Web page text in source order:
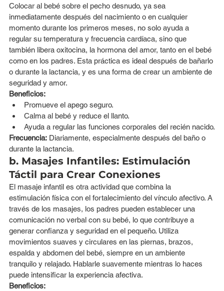
Colocar al bebé sobre el pecho desnudo, ya sea
inmediatamente después del nacimiento o en cualquier
momento durante los primeros meses, no solo ayuda a
regular su temperatura y frecuencia cardíaca, sino que
también libera oxitocina, la hormona del amor, tanto en el bebé
como en los padres. Esta práctica es ideal después de bañarlo
o durante la lactancia, y es una forma de crear un ambiente de
seguridad y amor.
Beneficios:
Promueve el apego seguro.
Calma al bebé y reduce el llanto.
Ayuda a regular las funciones corporales del recién nacido.
Frecuencia: Diariamente, especialmente después del baño o
durante la lactancia.
b. Masajes Infantiles: Estimulación
Táctil para Crear Conexiones
El masaje infantil es otra actividad que combina la
estimulación física con el fortalecimiento del vínculo afectivo. A
través de los masajes, los padres pueden establecer una
comunicación no verbal con su bebé, lo que contribuye a
generar confianza y seguridad en el pequeño. Utiliza
movimientos suaves y circulares en las piernas, brazos,
espalda y abdomen del bebé, siempre en un ambiente
tranquilo y relajado. Hablarle suavemente mientras lo haces
puede intensificar la experiencia afectiva.
Beneficios: